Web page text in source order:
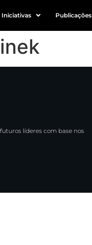
Iniciativas Publicações
líderes com base nos